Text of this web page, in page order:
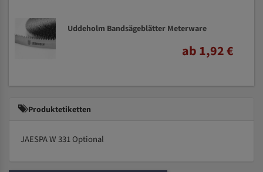
Uddeholm Bandsägeblätter Meterware
ab 1,92 €
Produktetiketten
JAESPA W 331 Optional